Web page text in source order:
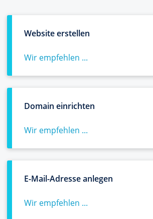
Website erstellen
Wir empfehlen ...
Domain einrichten
Wir empfehlen ...
E-Mail-Adresse anlegen
Wir empfehlen ...